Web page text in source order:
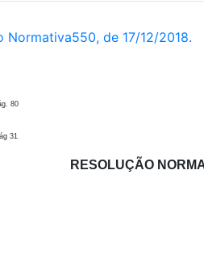
Normativa550, de 17/12/2018.
80
31
RESOLUÇÃO